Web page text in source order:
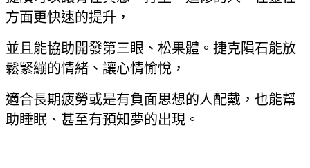
方面更快速的提升，
並且能協助開發第三眼、松果體。捷克隕石能放
鬆緊繃的情緒、讓心情愉悅，
適合長期疲勞或是有負面思想的人配戴，也能幫
助睡眠、甚至有預知夢的出現。